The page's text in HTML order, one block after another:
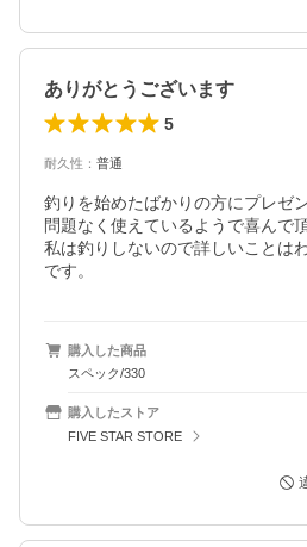
ありがとうございます
5
耐久性 ： 普通
釣りを始めたばかりの方にプレゼ
問題なく使えているようで喜んで
私は釣りしないので詳しいことは
です。
購入した商品
スペック/330
購入したストア
FIVE STAR STORE